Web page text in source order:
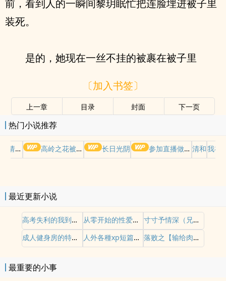
前，看到人的一瞬间黎玥眠忙把连脸埋进被子里
装死。
是的，她现在一丝不挂的被裹在被子里
〔加入书签〕
上一章 目录 封面 下一页
热门小说推荐
摆好 高岭之花被权贵轮了后 长日光阴 参加直播做爱综艺后我火了(NPH) 清和我在
最近更新小说
高考失利的我到乡下小姨妈家 从零开始的性爱肉鸽游戏！
寸寸予情深（兄妹骨科gb/sp）
成人健身房的特殊合約
人外各種xp短篇合集 落败之【输给肉棒的女警重置版】
最重要的小事